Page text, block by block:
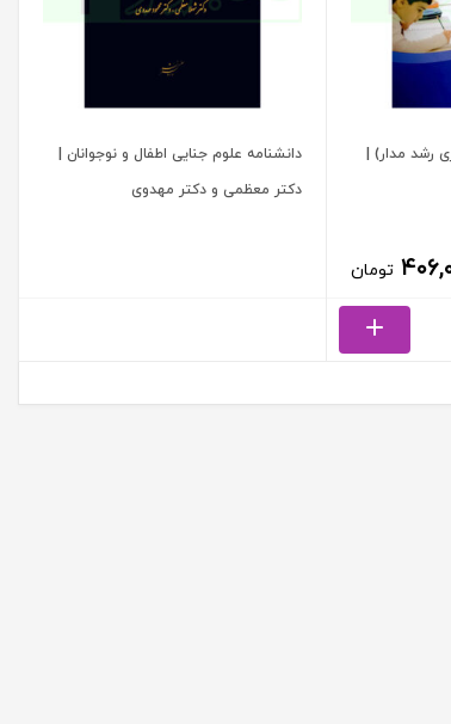
رشد مدار) |
تومان
دانشنامه علوم جنایی اطفال و نوجوانان |
دکتر معظمی و دکتر مهدوی